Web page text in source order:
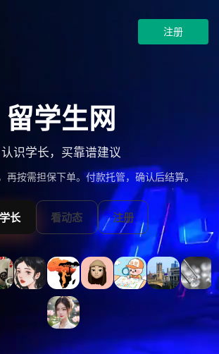
注册
留学生网
认识学长，买靠谱建议
再按需担保下单。付款托管，确认后结算。
长 看动态 注册